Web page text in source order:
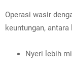
Operasi wasir
keuntungan, antara
Nyeri lebih